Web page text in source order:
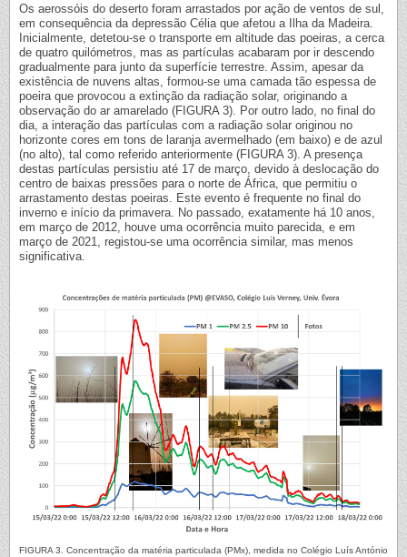
Os aerossóis do deserto foram arrastados por ação de ventos de sul,
em consequência da depressão Célia que afetou a Ilha da Madeira.
Inicialmente, detetou-se o transporte em altitude das poeiras, a cerca
de quatro quilómetros, mas as partículas acabaram por ir descendo
gradualmente para junto da superfície terrestre. Assim, apesar da
existência de nuvens altas, formou-se uma camada tão espessa de
poeira que provocou a extinção da radiação solar, originando a
observação do ar amarelado (FIGURA 3). Por outro lado, no final do
dia, a interação das partículas com a radiação solar originou no
horizonte cores em tons de laranja avermelhado (em baixo) e de azul
(no alto), tal como referido anteriormente (FIGURA 3). A presença
destas partículas persistiu até 17 de março, devido à deslocação do
centro de baixas pressões para o norte de África, que permitiu o
arrastamento destas poeiras. Este evento é frequente no final do
inverno e início da primavera. No passado, exatamente há 10 anos,
em março de 2012, houve uma ocorrência muito parecida, e em
março de 2021, registou-se uma ocorrência similar, mas menos
significativa.
FIGURA 3. Concentração da matéria particulada (PMx), medida no Colégio Luís António